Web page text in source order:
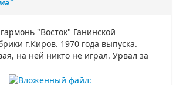
"Восток" Ганинской
г.Киров. 1970 года выпуска.
на ней никто не играл. Урвал за